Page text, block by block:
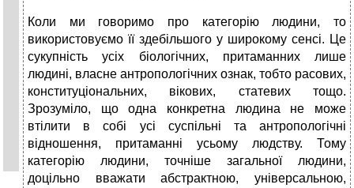
Коли ми говоримо про категорію людини, то
використовуємо її здебільшого у широкому сенсі. Це
сукупність усіх біологічних, притаманних лише
людині, власне антропологічних ознак, тобто расових,
конституціональних, вікових, статевих тощо.
Зрозуміло, що одна конкретна людина не може
втілити в собі усі суспільні та антропологічні
відношення, притаманні усьому людству. Тому
категорію людини, точніше загальної людини,
доцільно вважати абстрактною, універсальною,